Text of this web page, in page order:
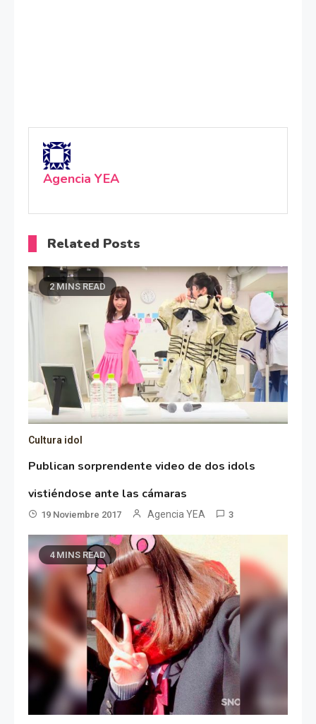
Agencia YEA
Related Posts
2 MINS READ
Cultura idol
Publican sorprendente video de dos idols
vistiéndose ante las cámaras
19 Noviembre 2017 Agencia YEA 3
4 MINS READ